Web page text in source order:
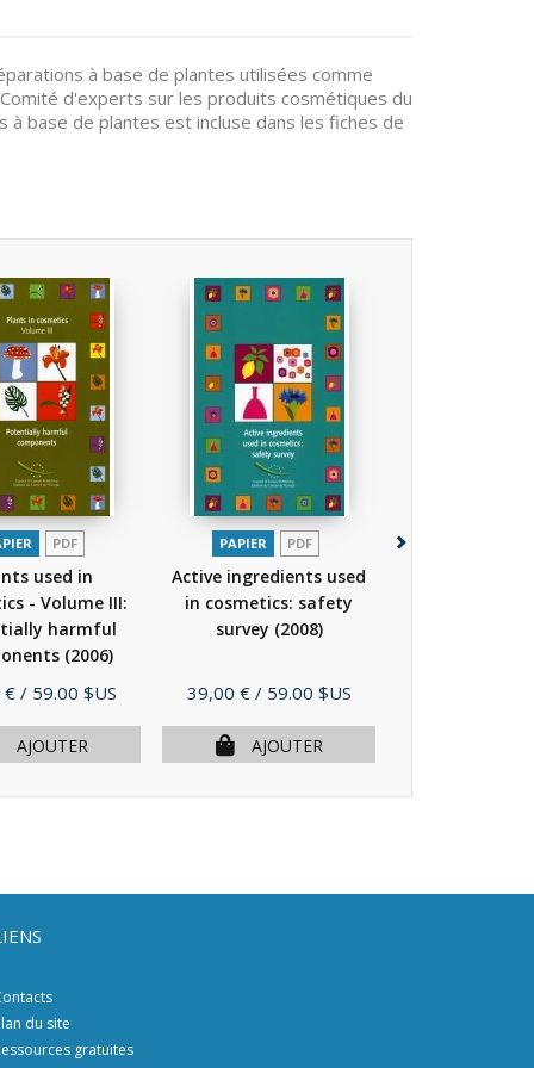
à base de plantes utilisées comme
d'experts sur les produits cosmétiques du
base de plantes est incluse dans les fiches de
PDF
used in
- Volume III:
harmful
(2006)
€ / 59.00 $US
AJOUTER
PAPIER PDF
Active ingredients used
in cosmetics: safety
survey (2008)
Prix
39,00 € / 59.00 $US
AJOUTER
du site
gratuites